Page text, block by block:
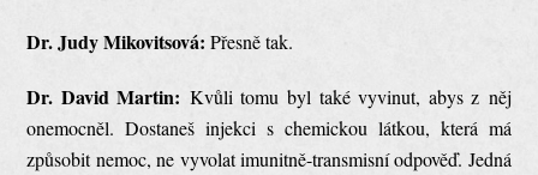
Dr. Judy Mikovitsová: Přesně tak.
Dr. David Martin: Kvůli tomu byl také vyvinut, abys z něj
onemocněl. Dostaneš injekci s chemickou látkou, která má
způsobit nemoc, ne vyvolat imunitně-transmisní odpověď. Jedná